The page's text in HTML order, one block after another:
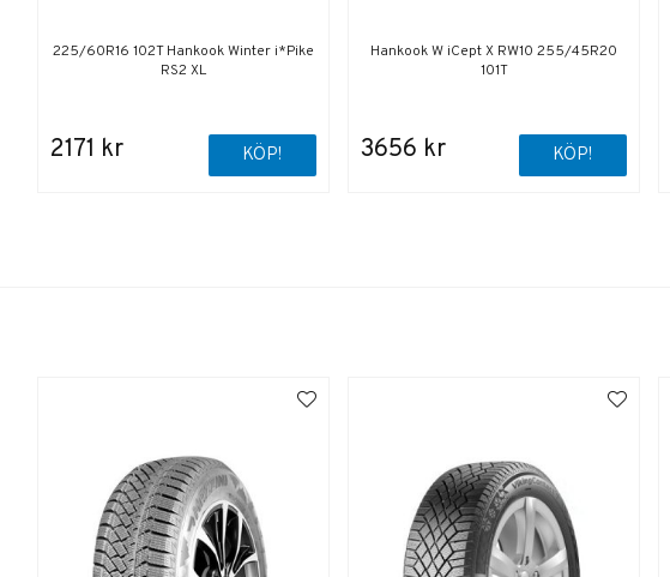
225/60R16 102T Hankook Winter i*Pike
RS2 XL
2171 kr KÖP!
Hankook W iCept X RW10 255/45R20
101T
3656 kr KÖP!